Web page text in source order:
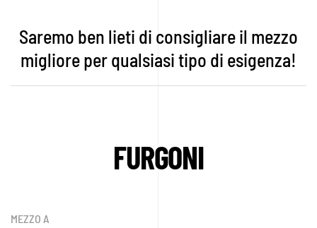
Saremo ben lieti di consigliare il mezzo
migliore per qualsiasi tipo di esigenza!
FURGONI
MEZZO A